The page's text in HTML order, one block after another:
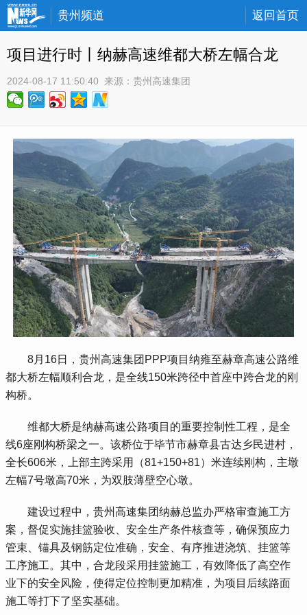
贵州频道 返回首页
项目进行时丨纳赫高速维都大桥左幅合龙
2024-08-17 11:50:40 来源： 贵州高速集团
8月16日，贵州高速集团PPP项目纳雍至赫章高速公路维
都大桥左幅顺利合龙，是全线150米跨径中首座中跨合龙的刚
构桥。
维都大桥是纳赫高速公路项目的重要控制性工程，是全
线6座刚构桥梁之一。该桥位于毕节市赫章县古达乡民进村，
全长606米，上部主跨采用（81+150+81）米连续刚构，主墩
左幅7号墩高70米，为双肢薄壁空心墩。
建设过程中，贵州高速集团纳赫总监办严格审查施工方
案，督促实施挂篮验收、安全生产条件核查等，确保预应力
管束、锚具及钢筋定位准确，安全、有序推进浇筑、挂篮等
工序施工。其中，合龙段采用挂篮施工，有效降低了高空作
业下的安全风险，使得定位控制更加精准，为项目后续路面
施工等打下了坚实基础。